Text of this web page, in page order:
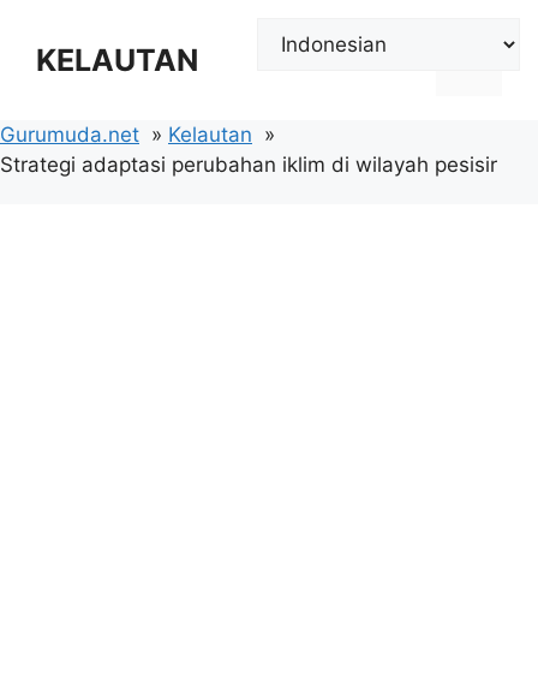
KELAUTAN
Gurumuda.net
Kelautan
Strategi adaptasi perubahan iklim di wilayah pesisir